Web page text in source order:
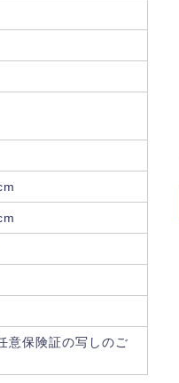
意保険証の写しのご